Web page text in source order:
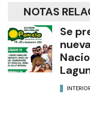
NOTAS
Se